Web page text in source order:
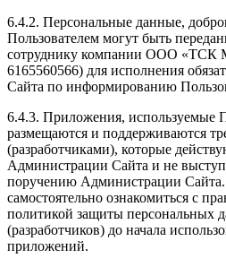
6.4.2. Персональные данные,
Пользователем могут быть
сотруднику компании ООО «ТСК
6165560566) для исполнения
Сайта по информированию
6.4.3. Приложения, используемые
размещаются и поддерживаются
(разработчиками), которые
Администрации Сайта и не
поручению Администрации Сайта.
самостоятельно ознакомиться с
политикой защиты персональных
(разработчиков) до начала
приложений.